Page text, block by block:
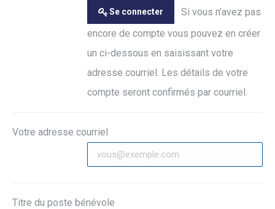
Se connecter
Si vous n’avez pas
encore de compte vous pouvez en créer
un ci-dessous en saisissant votre
adresse courriel. Les détails de votre
compte seront confirmés par courriel.
Votre adresse courriel
Titre du poste bénévole